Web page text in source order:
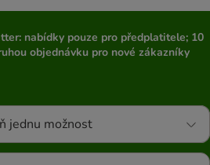
nabídky pouze pro předplatitele; 10
objednávku pro nové zákazníky
jednu možnost